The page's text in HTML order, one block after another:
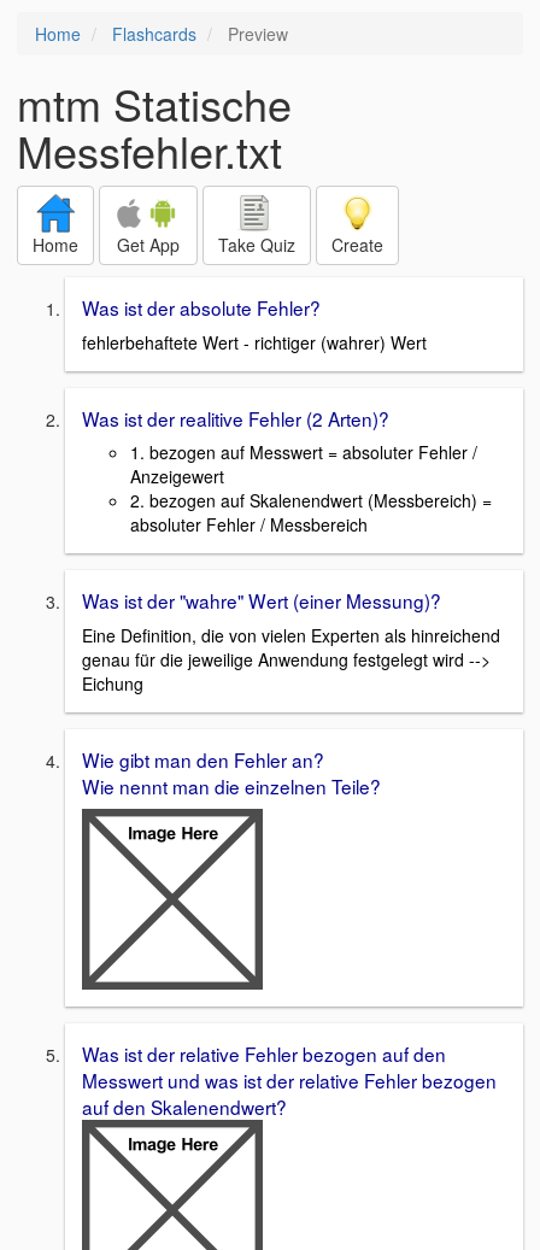
Home Flashcards Preview
mtm Statische
Messfehler.txt
Home Get App Take Quiz Create
Was ist der absolute Fehler?
fehlerbehaftete Wert - richtiger (wahrer) Wert
Was ist der realitive Fehler (2 Arten)?
1. bezogen auf Messwert = absoluter Fehler /
Anzeigewert
2. bezogen auf Skalenendwert (Messbereich) =
absoluter Fehler / Messbereich
Was ist der "wahre" Wert (einer Messung)?
Eine Definition, die von vielen Experten als hinreichend
genau für die jeweilige Anwendung festgelegt wird -->
Eichung
Wie gibt man den Fehler an?
Wie nennt man die einzelnen Teile?
Was ist der relative Fehler bezogen auf den
Messwert und was ist der relative Fehler bezogen
auf den Skalenendwert?